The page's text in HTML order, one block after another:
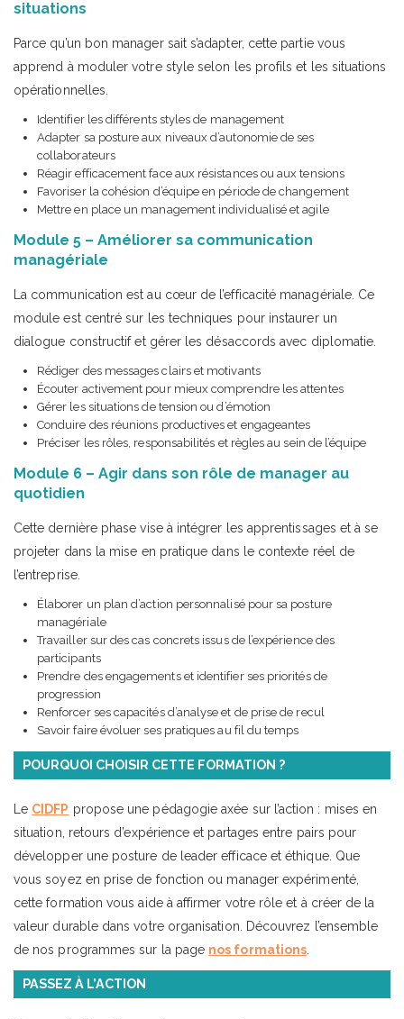
situations
Parce qu’un bon manager sait s’adapter, cette partie vous
apprend à moduler votre style selon les profils et les situations
opérationnelles.
Identifier les différents styles de management
Adapter sa posture aux niveaux d’autonomie de ses
collaborateurs
Réagir efficacement face aux résistances ou aux tensions
Favoriser la cohésion d’équipe en période de changement
Mettre en place un management individualisé et agile
Module 5 – Améliorer sa communication
managériale
La communication est au cœur de l’efficacité managériale. Ce
module est centré sur les techniques pour instaurer un
dialogue constructif et gérer les désaccords avec diplomatie.
Rédiger des messages clairs et motivants
Écouter activement pour mieux comprendre les attentes
Gérer les situations de tension ou d’émotion
Conduire des réunions productives et engageantes
Préciser les rôles, responsabilités et règles au sein de l’équipe
Module 6 – Agir dans son rôle de manager au
quotidien
Cette dernière phase vise à intégrer les apprentissages et à se
projeter dans la mise en pratique dans le contexte réel de
l’entreprise.
Élaborer un plan d’action personnalisé pour sa posture
managériale
Travailler sur des cas concrets issus de l’expérience des
participants
Prendre des engagements et identifier ses priorités de
progression
Renforcer ses capacités d’analyse et de prise de recul
Savoir faire évoluer ses pratiques au fil du temps
POURQUOI CHOISIR CETTE FORMATION ?
Le CIDFP propose une pédagogie axée sur l’action : mises en
situation, retours d’expérience et partages entre pairs pour
développer une posture de leader efficace et éthique. Que
vous soyez en prise de fonction ou manager expérimenté,
cette formation vous aide à affirmer votre rôle et à créer de la
valeur durable dans votre organisation. Découvrez l’ensemble
de nos programmes sur la page nos formations.
PASSEZ À L’ACTION